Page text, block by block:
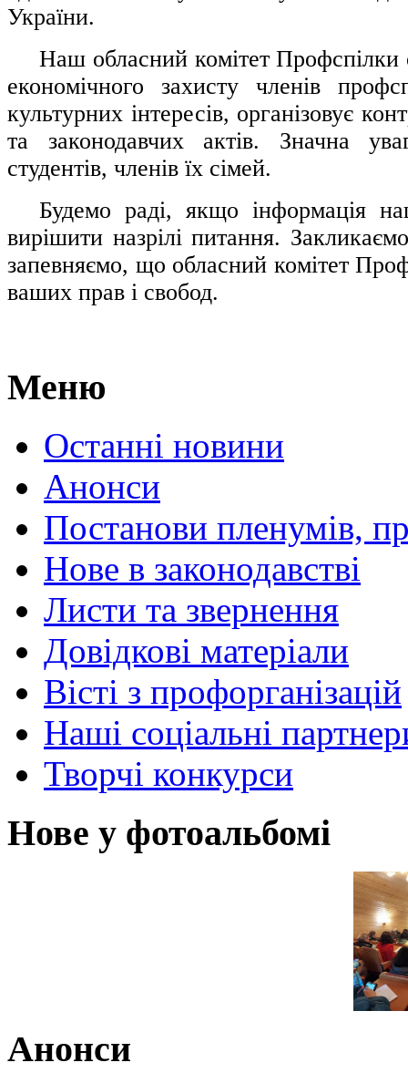
України.
Наш обласний комітет Профспілки
економічного захисту членів
культурних інтересів, організовує
та законодавчих актів. Значна
студентів, членів їх сімей.
Будемо раді, якщо інформація
вирішити назрілі питання.
запевняємо, що обласний комітет
ваших прав і свобод.
Меню
Останні новини
Анонси
Постанови пленумів,
Нове в законодавстві
Листи та звернення
Довідкові матеріали
Вісті з профорганізацій
Наші соціальні
Творчі конкурси
Нове у фотоальбомі
Анонси